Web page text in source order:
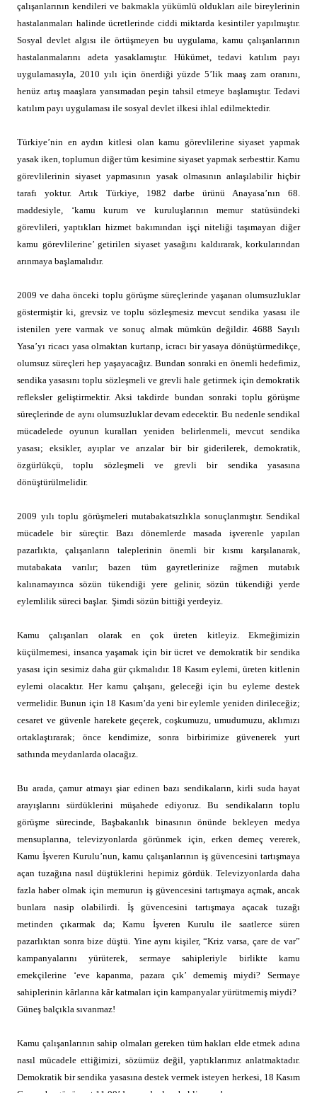
çalışanlarının kendileri ve bakmakla yükümlü oldukları aile bireylerinin
hastalanmaları halinde ücretlerinde ciddi miktarda kesintiler yapılmıştır.
Sosyal devlet algısı ile örtüşmeyen bu uygulama, kamu çalışanlarının
hastalanmalarını adeta yasaklamıştır. Hükümet, tedavi katılım payı
uygulamasıyla, 2010 yılı için önerdiği yüzde 5’lik maaş zam oranını,
henüz artış maaşlara yansımadan peşin tahsil etmeye başlamıştır. Tedavi
katılım payı uygulaması ile sosyal devlet ilkesi ihlal edilmektedir.
Türkiye’nin en aydın kitlesi olan kamu görevlilerine siyaset yapmak
yasak iken, toplumun diğer tüm kesimine siyaset yapmak serbesttir. Kamu
görevlilerinin siyaset yapmasının yasak olmasının anlaşılabilir hiçbir
tarafı yoktur. Artık Türkiye, 1982 darbe ürünü Anayasa’nın 68.
maddesiyle, ‘kamu kurum ve kuruluşlarının memur statüsündeki
görevlileri, yaptıkları hizmet bakımından işçi niteliği taşımayan diğer
kamu görevlilerine’ getirilen siyaset yasağını kaldırarak, korkularından
arınmaya başlamalıdır.
2009 ve daha önceki toplu görüşme süreçlerinde yaşanan olumsuzluklar
göstermiştir ki, grevsiz ve toplu sözleşmesiz mevcut sendika yasası ile
istenilen yere varmak ve sonuç almak mümkün değildir. 4688 Sayılı
Yasa’yı ricacı yasa olmaktan kurtarıp, icracı bir yasaya dönüştürmedikçe,
olumsuz süreçleri hep yaşayacağız. Bundan sonraki en önemli hedefimiz,
sendika yasasını toplu sözleşmeli ve grevli hale getirmek için demokratik
refleksler geliştirmektir. Aksi takdirde bundan sonraki toplu görüşme
süreçlerinde de aynı olumsuzluklar devam edecektir. Bu nedenle sendikal
mücadelede oyunun kuralları yeniden belirlenmeli, mevcut sendika
yasası; eksikler, ayıplar ve arızalar bir bir giderilerek, demokratik,
özgürlükçü, toplu sözleşmeli ve grevli bir sendika yasasına
dönüştürülmelidir.
2009 yılı toplu görüşmeleri mutabakatsızlıkla sonuçlanmıştır. Sendikal
mücadele bir süreçtir. Bazı dönemlerde masada işverenle yapılan
pazarlıkta, çalışanların taleplerinin önemli bir kısmı karşılanarak,
mutabakata varılır; bazen tüm gayretlerinize rağmen mutabık
kalınamayınca sözün tükendiği yere gelinir, sözün tükendiği yerde
eylemlilik süreci başlar. Şimdi sözün bittiği yerdeyiz.
Kamu çalışanları olarak en çok üreten kitleyiz. Ekmeğimizin
küçülmemesi, insanca yaşamak için bir ücret ve demokratik bir sendika
yasası için sesimiz daha gür çıkmalıdır. 18 Kasım eylemi, üreten kitlenin
eylemi olacaktır. Her kamu çalışanı, geleceği için bu eyleme destek
vermelidir. Bunun için 18 Kasım’da yeni bir eylemle yeniden dirileceğiz;
cesaret ve güvenle harekete geçerek, coşkumuzu, umudumuzu, aklımızı
ortaklaştırarak; önce kendimize, sonra birbirimize güvenerek yurt
sathında meydanlarda olacağız.
Bu arada, çamur atmayı şiar edinen bazı sendikaların, kirli suda hayat
arayışlarını sürdüklerini müşahede ediyoruz. Bu sendikaların toplu
görüşme sürecinde, Başbakanlık binasının önünde bekleyen medya
mensuplarına, televizyonlarda görünmek için, erken demeç vererek,
Kamu İşveren Kurulu’nun, kamu çalışanlarının iş güvencesini tartışmaya
açan tuzağına nasıl düştüklerini hepimiz gördük. Televizyonlarda daha
fazla haber olmak için memurun iş güvencesini tartışmaya açmak, ancak
bunlara nasip olabilirdi. İş güvencesini tartışmaya açacak tuzağı
metinden çıkarmak da; Kamu İşveren Kurulu ile saatlerce süren
pazarlıktan sonra bize düştü. Yine aynı kişiler, “Kriz varsa, çare de var”
kampanyalarını yürüterek, sermaye sahipleriyle birlikte kamu
emekçilerine ‘eve kapanma, pazara çık’ dememiş miydi? Sermaye
sahiplerinin kârlarına kâr katmaları için kampanyalar yürütmemiş miydi?
Güneş balçıkla sıvanmaz!
Kamu çalışanlarının sahip olmaları gereken tüm hakları elde etmek adına
nasıl mücadele ettiğimizi, sözümüz değil, yaptıklarımız anlatmaktadır.
Demokratik bir sendika yasasına destek vermek isteyen herkesi, 18 Kasım